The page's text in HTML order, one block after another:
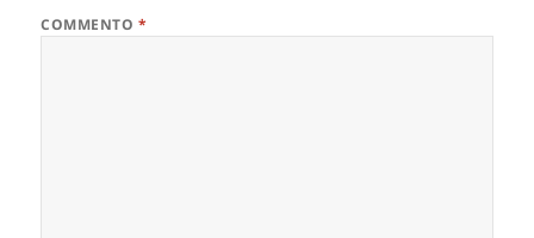
COMMENTO *